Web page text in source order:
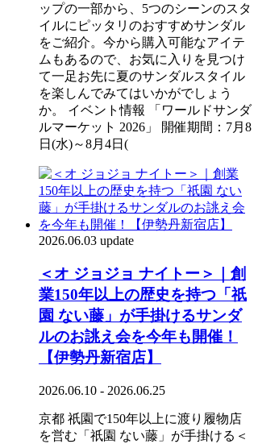
ップの一部から、5つのシーンのスタ
イルにピッタリのおすすめサンダル
をご紹介。今から購入可能なアイテ
ムもあるので、お気に入りを見つけ
て一足お先に夏のサンダルスタイル
を楽しんでみてはいかがでしょう
か。 イベント情報 「ワールドサンダ
ルマーケット 2026」 開催期間：7月8
日(水)～8月4日(
2026.06.03 update
＜オ ジョジョ ナイトー＞｜創
業150年以上の歴史を持つ「祇
園 ない藤」が手掛けるサンダ
ルのお誂え会を今年も開催！
【伊勢丹新宿店】
2026.06.10 - 2026.06.25
京都 祇園で150年以上に渡り履物店
を営む「祇園 ない藤」が手掛ける＜